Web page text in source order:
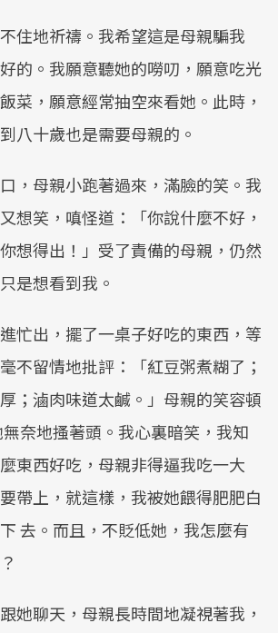
住地祈禱。我希望這是母親騙我
的。我願意聽她的嘮叨，願意吃光
菜，願意經常抽空來看她。此時，
八十歲也是需要母親的。
，母親小跑著過來，滿臉的笑。我
想笑，嗔怪道：「你說什麼不好，
想得出！」受了責備的母親，仍然
是想看到我。
忙出，擺了一桌子好吃的東西，等
不留情地批評：「紅豆粥煮糊了；
；滷肉味道太鹹。」母親的笑容頓
奈地搔著頭。我心裏暗笑，我知
東西好吃，母親非得逼我吃一大
帶上，就這樣，我被她餵得肥肥白
去。而且，不貶低她，我怎麼有
她聊天，母親長時間地凝視著我，